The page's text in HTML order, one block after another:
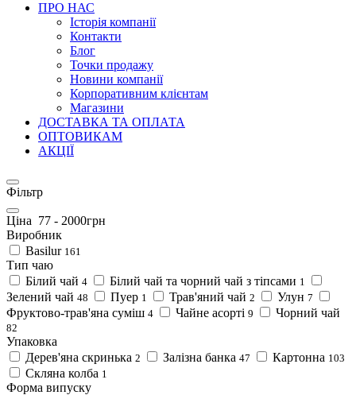
ПРО НАС
Історія компанії
Контакти
Блог
Точки продажу
Новини компанії
Корпоративним клієнтам
Магазини
ДОСТАВКА ТА ОПЛАТА
ОПТОВИКАМ
АКЦІЇ
Фільтр
Ціна 77 - 2000грн
Виробник
Basilur 161
Тип чаю
Білий чай 4 Білий чай та чорний чай з тіпсами 1
Зелений чай 48 Пуер 1 Трав'яний чай 2 Улун 7
Фруктово-трав'яна суміш 4 Чайне асорті 9 Чорний чай
82
Упаковка
Дерев'яна скринька 2 Залізна банка 47 Картонна 103
Скляна колба 1
Форма випуску